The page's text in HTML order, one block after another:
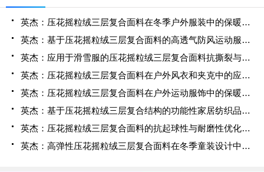
英杰：压花摇粒绒三层复合面料在冬季户外服装中的保暖性能优化研究
英杰：基于压花摇粒绒三层复合面料的高透气防风运动服饰开发
英杰：应用于滑雪服的压花摇粒绒三层复合面料抗撕裂与耐磨性提升技术
英杰：压花摇粒绒三层复合面料在户外风衣和夹克中的应用与性能
英杰：压花摇粒绒三层复合面料在户外运动服饰中的保暖与透气性能研究
英杰：基于压花摇粒绒三层复合结构的功能性家居纺织品开发与应用
英杰：压花摇粒绒三层复合面料的抗起球性与耐磨性优化技术分析
英杰：高弹性压花摇粒绒三层复合面料在冬季童装设计中的应用实践